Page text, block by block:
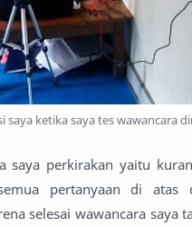
saya ketika saya tes wawancara
saya perkirakan yaitu
pertanyaan di atas
selesai wawancara saya